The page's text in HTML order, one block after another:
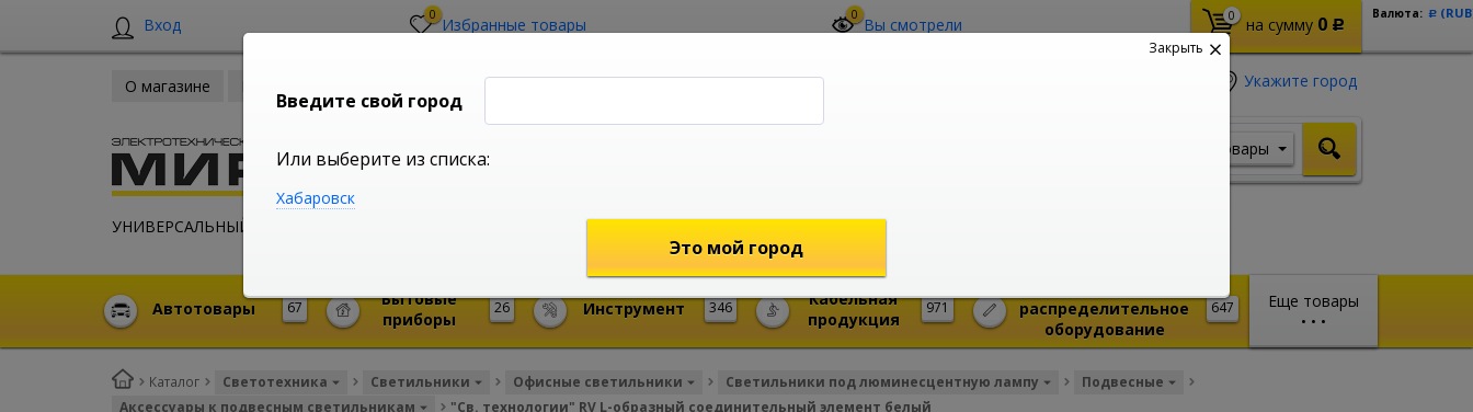
Вход 0 Избранные товары 0 Вы смотрели 0 на сумму 0 Р
Валюта: Р
О магазине
УНИВЕРСАЛЬНЫЙ ИНТЕРНЕТ МАГАЗИН
Укажите город
shop@mireks.ru
Товары
Еще товары
• • •
67
Автотовары 26
Бытовые
приборы
346
Инструмент 971
Кабельная
продукция
647
распределительное
оборудование
Каталог Светотехника Светильники Офисные светильники Светильники под люминесцентную лампу
Подвесные
Аксессуары к подвесным светильникам
"Св. технологии" RV L-образный соединительный элемент белый
Закрыть
Введите свой город
Или выберите из списка:
Хабаровск
Это мой город